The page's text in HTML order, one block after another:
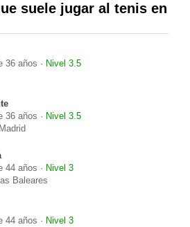
suele jugar al tenis en
36 años · Nivel 3.5
36 años · Nivel 3.5
44 años · Nivel 3
Baleares
44 años · Nivel 3